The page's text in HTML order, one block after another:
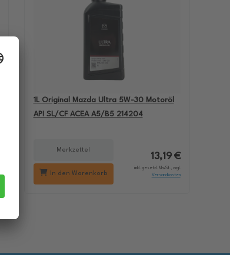
1L Original Mazda Ultra 5W-30 Motoröl
API SL/CF ACEA A5/B5 214204
Merkzettel
In den Warenkorb
13,19 €
inkl. gesetzl. MwSt., zzgl.
Versandkosten